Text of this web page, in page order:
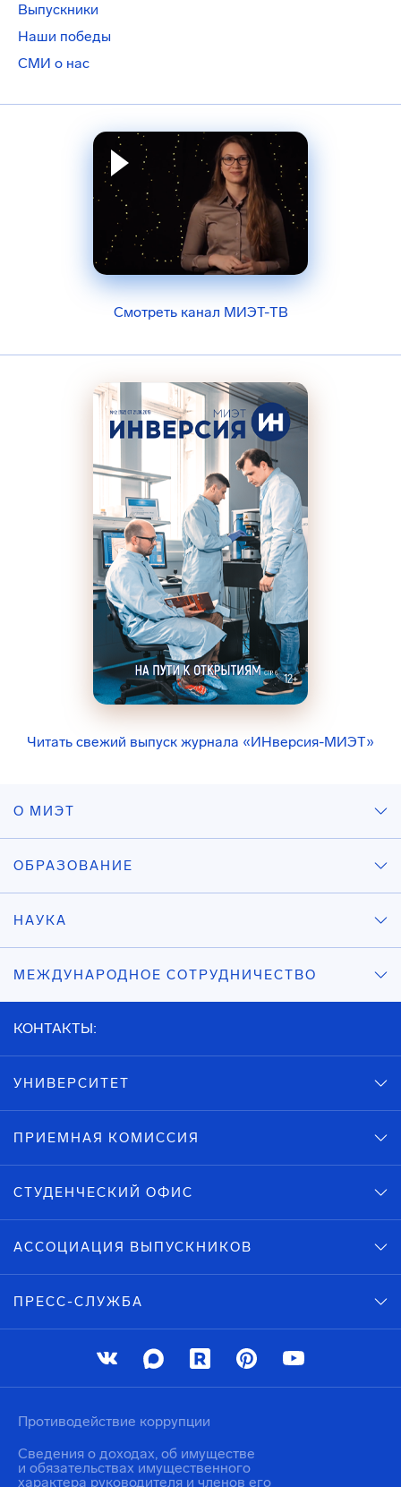
Выпускники
Наши победы
СМИ о нас
Смотреть канал МИЭТ-ТВ
Читать свежий выпуск журнала «ИНверсия-МИЭТ»
О МИЭТ
ОБРАЗОВАНИЕ
НАУКА
МЕЖДУНАРОДНОЕ СОТРУДНИЧЕСТВО
КОНТАКТЫ:
УНИВЕРСИТЕТ
ПРИЕМНАЯ КОМИССИЯ
СТУДЕНЧЕСКИЙ ОФИС
АССОЦИАЦИЯ ВЫПУСКНИКОВ
ПРЕСС-СЛУЖБА
Противодействие коррупции
Сведения о доходах, об имуществе
и обязательствах имущественного
характера руководителя и членов его